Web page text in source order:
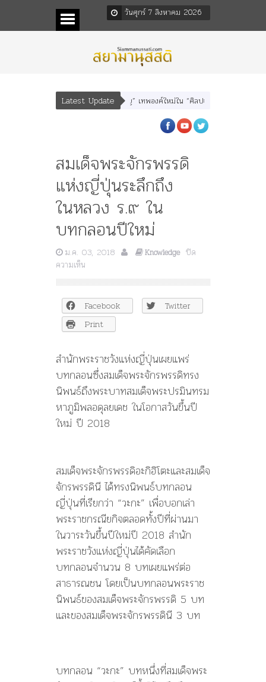
วันศุกร์ 7 สิงหาคม 2026
Latest Update
รุณเทพบุตร” และ “เทพีรัฐธรรมนูญ” เทพองค์ใหม่ใน “ศิลปะคณะราษฎร”
สมเด็จพระจักรพรรดิ
แห่งญี่ปุ่นระลึกถึง
ในหลวง ร.๙ ใน
บทกลอนปีใหม่
ม.ค. 03, 2018 Knowledge ปิด
ความเห็น
สมเด็จ
พระ
จักรพรรดิ
แห่ง
ญี่ปุ่น
ระลึก
ในหลวง
ร.๙
ใน
บทกลอน
ปี
ใหม่
Facebook
Twitter
Print
สำนักพระราชวังแห่งญี่ปุ่นเผยแพร่
บทกลอนซึ่งสมเด็จพระจักรพรรดิทรง
นิพนธ์ถึงพระบาทสมเด็จพระปรมินทรม
หาภูมิพลอดุลยเดช ในโอกาสวันขึ้นปี
ใหม่ ปี 2018
สมเด็จพระจักรพรรดิอะกิฮิโตะและสมเด็จ
จักรพรรดินี ได้ทรงนิพนธ์บทกลอน
ญี่ปุ่นที่เรียกว่า “วะกะ” เพื่อบอกเล่า
พระราชกรณียกิจตลอดทั้งปีที่ผ่านมา
ในวาระวันขึ้นปีใหม่ปี 2018 สำนัก
พระราชวังแห่งญี่ปุ่นได้คัดเลือก
บทกลอนจำนวน 8 บทเผยแพร่ต่อ
สาธารณชน โดยเป็นบทกลอนพระราช
นิพนธ์ของสมเด็จพระจักรพรรดิ 5 บท
และของสมเด็จพระจักรพรรดินี 3 บท
บทกลอน “วะกะ” บทหนึ่งที่สมเด็จพระ